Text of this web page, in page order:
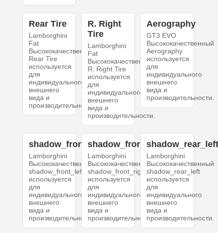
Rear Tire
Lamborghini
Fat
Высококачественный
Rear Tire
используется
для
индивидуального
внешнего
вида и
производительности.
R. Right
Tire
Lamborghini
Fat
Высококачественный
R. Right Tire
используется
для
индивидуального
внешнего
вида и
производительности.
Aerography
GT3 EVO
Высококачественный
Aerography
используется
для
индивидуального
внешнего
вида и
производительности.
shadow_front_left
Lamborghini
Высококачественный
shadow_front_left
используется
для
индивидуального
внешнего
вида и
производительности.
shadow_front_right
Lamborghini
Высококачественный
shadow_front_right
используется
для
индивидуального
внешнего
вида и
производительности.
Lamborghini
Высококачественный
shadow_rear_left
используется
для
индивидуального
внешнего
вида и
производительности.